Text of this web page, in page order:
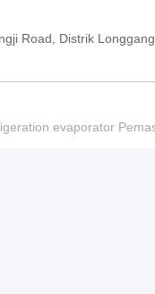
Road, Distrik
evaporator